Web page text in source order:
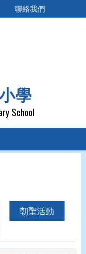
學
School
聯絡我們
朝聖活動